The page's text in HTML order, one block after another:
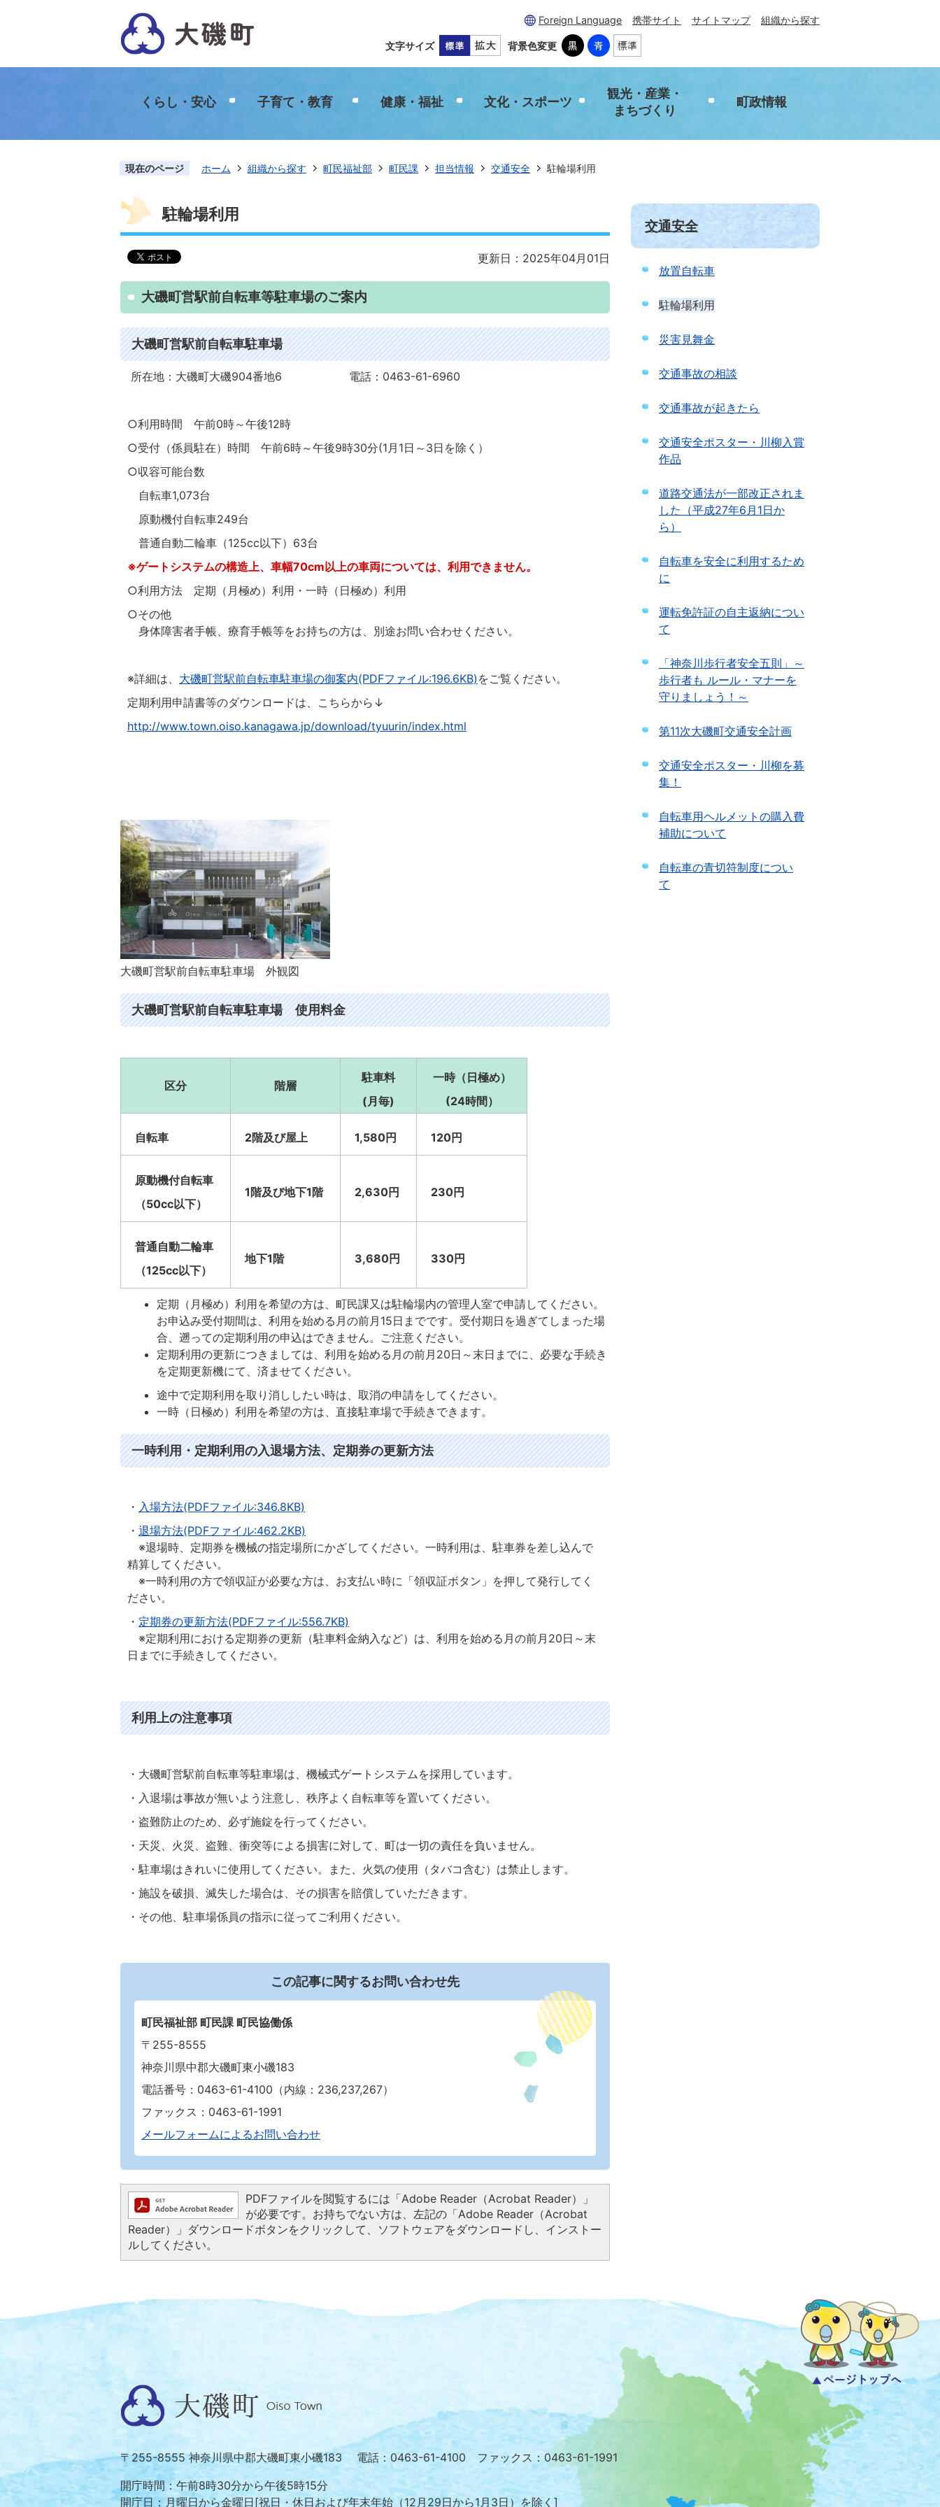
Foreign Language 携帯サイト サイトマップ 組織から探す
文字サイズ 背景色変更
くらし・安心 子育て・教育 健康・福祉 文化・スポーツ
観光・産業・
まちづくり
町政情報
現在のページ ホーム 組織から探す 町民福祉部 町民課 担当情報 交通安全 駐輪場利用
駐輪場利用
更新日：2025年04月01日
大磯町営駅前自転車等駐車場のご案内
大磯町営駅前自転車駐車場
所在地：大磯町大磯904番地6 電話：0463-61-6960
○利用時間 午前0時～午後12時
○受付（係員駐在）時間 午前6時～午後9時30分(1月1日～3日を除く）
○収容可能台数
自転車1,073台
原動機付自転車249台
普通自動二輪車（125cc以下）63台
※ゲートシステムの構造上、車幅70cm以上の車両については、利用できません。
○利用方法 定期（月極め）利用・一時（日極め）利用
○その他
身体障害者手帳、療育手帳等をお持ちの方は、別途お問い合わせください。
※詳細は、 大磯町営駅前自転車駐車場の御案内(PDFファイル:196.6KB) をご覧ください。
定期利用申請書等のダウンロードは、こちらから↓
http://www.town.oiso.kanagawa.jp/download/tyuurin/index.html
大磯町営駅前自転車駐車場 外観図
大磯町営駅前自転車駐車場 使用料金
区分 階層
駐車料
(月毎)
一時（日極め）
(24時間）
自転車 2階及び屋上 1,580円 120円
原動機付自転車
（50cc以下）
1階及び地下1階 2,630円 230円
普通自動二輪車
（125cc以下）
地下1階 3,680円 330円
定期（月極め）利用を希望の方は、町民課又は駐輪場内の管理人室で申請してください。
お申込み受付期間は、利用を始める月の前月15日までです。受付期日を過ぎてしまった場
合、遡っての定期利用の申込はできません。ご注意ください。
定期利用の更新につきましては、利用を始める月の前月20日～末日までに、必要な手続き
を定期更新機にて、済ませてください。
途中で定期利用を取り消ししたい時は、取消の申請をしてください。
一時（日極め）利用を希望の方は、直接駐車場で手続きできます。
一時利用・定期利用の入退場方法、定期券の更新方法
・ 入場方法(PDFファイル:346.8KB)
・ 退場方法(PDFファイル:462.2KB)
※退場時、定期券を機械の指定場所にかざしてください。一時利用は、駐車券を差し込んで
精算してください。
※一時利用の方で領収証が必要な方は、お支払い時に「領収証ボタン」を押して発行してく
ださい。
・ 定期券の更新方法(PDFファイル:556.7KB)
※定期利用における定期券の更新（駐車料金納入など）は、利用を始める月の前月20日～末
日までに手続きしてください。
利用上の注意事項
・大磯町営駅前自転車等駐車場は、機械式ゲートシステムを採用しています。
・入退場は事故が無いよう注意し、秩序よく自転車等を置いてください。
・盗難防止のため、必ず施錠を行ってください。
・天災、火災、盗難、衝突等による損害に対して、町は一切の責任を負いません。
・駐車場はきれいに使用してください。また、火気の使用（タバコ含む）は禁止します。
・施設を破損、滅失した場合は、その損害を賠償していただきます。
・その他、駐車場係員の指示に従ってご利用ください。
この記事に関するお問い合わせ先
町民福祉部 町民課 町民協働係
〒255-8555
神奈川県中郡大磯町東小磯183
電話番号：0463-61-4100（内線：236,237,267）
ファックス：0463-61-1991
メールフォームによるお問い合わせ
PDFファイルを閲覧するには「Adobe Reader（Acrobat Reader）」
が必要です。お持ちでない方は、左記の「Adobe Reader（Acrobat
Reader）」ダウンロードボタンをクリックして、ソフトウェアをダウンロードし、インストー
ルしてください。
交通安全
放置自転車
駐輪場利用
災害見舞金
交通事故の相談
交通事故が起きたら
交通安全ポスター・川柳入賞
作品
道路交通法が一部改正されま
した（平成27年6月1日か
ら）
自転車を安全に利用するため
に
運転免許証の自主返納につい
て
「神奈川歩行者安全五則」～
歩行者も ルール・マナーを
守りましょう！～
第11次大磯町交通安全計画
交通安全ポスター・川柳を募
集！
自転車用ヘルメットの購入費
補助について
自転車の青切符制度につい
て
位
置
を
記
し
大
磯
Oiso
Town
〒255-8555 神奈川県中郡大磯町東小磯183 電話：0463-61-4100 ファックス：0463-61-1991
開庁時間：午前8時30分から午後5時15分
開庁日：月曜日から金曜日[祝日・休日および年末年始（12月29日から1月3日）を除く]